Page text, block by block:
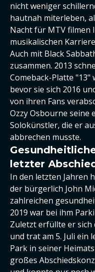
nicht weniger
hautnah miterleben,
Nacht für MTV filmen
musikalischen
Auch mit Black
zusammen. 2013
Comeback-Platte "13"
bevor sie sich 2016
von ihren Fans
Ozzy Osbourne seine
Solokünstler, die er
abbrechen musste.
letzter
In den letzten Jahren
der bürgerlich John
zahlreichen
2019 war bei ihm
Zuletzt erfüllte er
und trat am 5. Juli ein
Park in seiner
großes